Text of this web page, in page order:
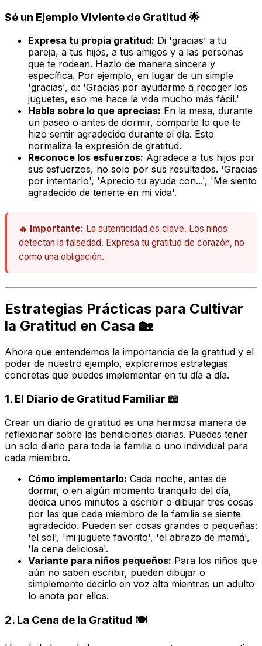
Sé un Ejemplo Viviente de Gratitud 🌟
Expresa tu propia gratitud: Di 'gracias' a tu
pareja, a tus hijos, a tus amigos y a las personas
que te rodean. Hazlo de manera sincera y
específica. Por ejemplo, en lugar de un simple
'gracias', di: 'Gracias por ayudarme a recoger los
juguetes, eso me hace la vida mucho más fácil.'
Habla sobre lo que aprecias: En la mesa, durante
un paseo o antes de dormir, comparte lo que te
hizo sentir agradecido durante el día. Esto
normaliza la expresión de gratitud.
Reconoce los esfuerzos: Agradece a tus hijos por
sus esfuerzos, no solo por sus resultados. 'Gracias
por intentarlo', 'Aprecio tu ayuda con...', 'Me siento
agradecido de tenerte en mi vida'.
🔥 Importante: La autenticidad es clave. Los niños
detectan la falsedad. Expresa tu gratitud de corazón, no
como una obligación.
Estrategias Prácticas para Cultivar
la Gratitud en Casa 🏡
Ahora que entendemos la importancia de la gratitud y el
poder de nuestro ejemplo, exploremos estrategias
concretas que puedes implementar en tu día a día.
1. El Diario de Gratitud Familiar 📖
Crear un diario de gratitud es una hermosa manera de
reflexionar sobre las bendiciones diarias. Puedes tener
un solo diario para toda la familia o uno individual para
cada miembro.
Cómo implementarlo: Cada noche, antes de
dormir, o en algún momento tranquilo del día,
dedica unos minutos a escribir o dibujar tres cosas
por las que cada miembro de la familia se siente
agradecido. Pueden ser cosas grandes o pequeñas:
'el sol', 'mi juguete favorito', 'el abrazo de mamá',
'la cena deliciosa'.
Variante para niños pequeños: Para los niños que
aún no saben escribir, pueden dibujar o
simplemente decirlo en voz alta mientras un adulto
lo anota por ellos.
2. La Cena de la Gratitud 🍽️